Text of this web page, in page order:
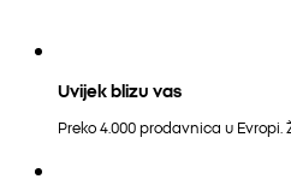
Uvijek blizu vas
Preko 4.000 prodavnica u